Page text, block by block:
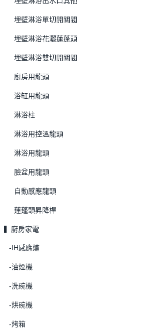
埋壁淋浴單切開關閥
埋壁淋浴花灑蓮蓬頭
埋壁淋浴雙切開關閥
廚房用龍頭
浴缸用龍頭
淋浴柱
淋浴用控溫龍頭
淋浴用龍頭
臉盆用龍頭
自動感應龍頭
蓮蓬頭昇降桿
▍廚房家電
-IH感應爐
-油煙機
-洗碗機
-烘碗機
-烤箱